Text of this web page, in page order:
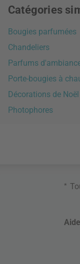
Catégories
Bougies parfumées
Chandeliers
Parfums
Porte-bougies à
Décorations de Noël
Photophores
*
Aide